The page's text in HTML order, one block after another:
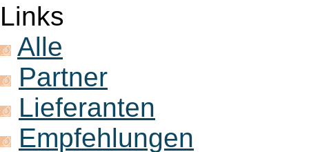
Links
Alle
Partner
Lieferanten
Empfehlungen